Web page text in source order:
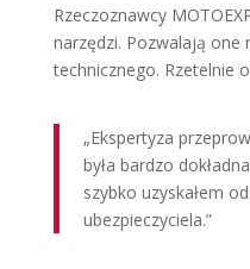
Rzeczoznawcy
narzędzi. Pozwalają one
technicznego. Rzetelnie
„Ekspertyza
była bardzo
szybko uzyskałem
ubezpieczyciela.”